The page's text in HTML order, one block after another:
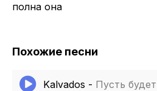
полна она
Похожие песни
Kalvados - Пусть будет как